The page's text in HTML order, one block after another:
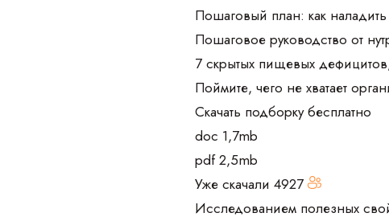
Пошаговый план: как
Пошаговое руководство от
7 скрытых пищевых
Поймите, чего не хватает
Скачать подборку бесплатно
doc 1,7mb
pdf 2,5mb
Уже скачали 4927
Исследованием полезных